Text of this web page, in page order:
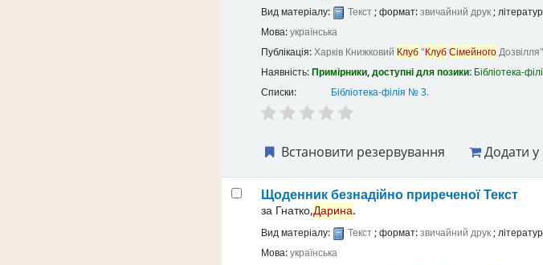
Вид матеріалу: Текст; формат:звичайний друк;
Мова:українська
Публікація:Харків Книжковий Клуб"КлубСімейногоДозвілля"
Наявність:Примірники, доступні для позики: Бібліотека-
Списки:
Бібліотека-філія № 3.
Встановити резервування Додати
Щоденник безнадійно приреченоїТекст
за Гнатко,Дарина.
Вид матеріалу: Текст; формат:звичайний друк;
Мова:українська